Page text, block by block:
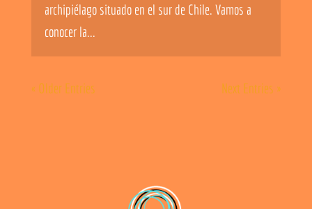
archipiélago situado en el sur de Chile. Vamos a
conocer la...
« Older Entries Next Entries »